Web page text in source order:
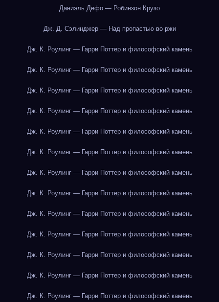
Даниэль Дефо — Робинзон Крузо
Дж. Д. Сэлинджер — Над пропастью во ржи
Дж. К. Роулинг — Гарри Поттер и философский камень
Дж. К. Роулинг — Гарри Поттер и философский камень
Дж. К. Роулинг — Гарри Поттер и философский камень
Дж. К. Роулинг — Гарри Поттер и философский камень
Дж. К. Роулинг — Гарри Поттер и философский камень
Дж. К. Роулинг — Гарри Поттер и философский камень
Дж. К. Роулинг — Гарри Поттер и философский камень
Дж. К. Роулинг — Гарри Поттер и философский камень
Дж. К. Роулинг — Гарри Поттер и философский камень
Дж. К. Роулинг — Гарри Поттер и философский камень
Дж. К. Роулинг — Гарри Поттер и философский камень
Дж. К. Роулинг — Гарри Поттер и философский камень
Дж. К. Роулинг — Гарри Поттер и философский камень